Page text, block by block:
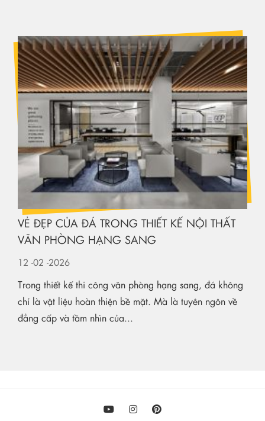
VẺ ĐẸP CỦA ĐÁ TRONG THIẾT KẾ NỘI THẤT
VĂN PHÒNG HẠNG SANG
12 -02 -2026
Trong thiết kế thi công văn phòng hạng sang, đá không
chỉ là vật liệu hoàn thiện bề mặt. Mà là tuyên ngôn về
đẳng cấp và tầm nhìn của...